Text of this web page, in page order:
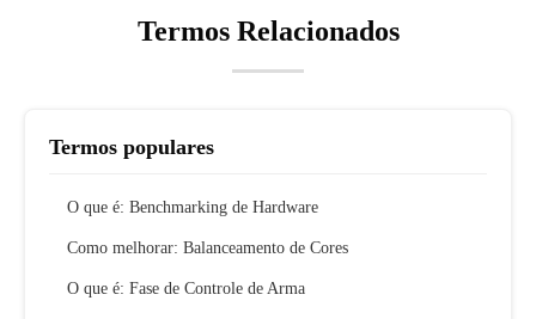
Termos Relacionados
Termos populares
O que é: Benchmarking de Hardware
Como melhorar: Balanceamento de Cores
O que é: Fase de Controle de Arma